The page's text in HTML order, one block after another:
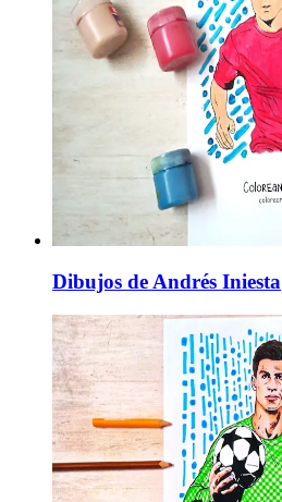
Dibujos de Andrés Iniesta